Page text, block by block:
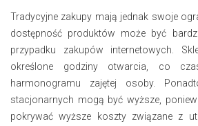
Tradycyjne zakupy mają jednak swoje
dostępność produktów może być
przypadku zakupów internetowych.
określone godziny otwarcia, co
harmonogramu zajętej osoby.
stacjonarnych mogą być wyższe,
pokrywać wyższe koszty związane z